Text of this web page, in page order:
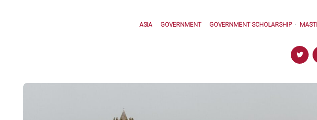
ASIA GOVERNMENT GOVERNMENT SCHOLARSHIP
Post